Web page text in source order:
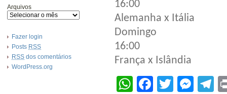
Arquivos
Fazer login
Posts RSS
RSS dos comentários
WordPress.org
16:00
Alemanha x Itália
Domingo
16:00
França x Islândia
WhatsApp
Facebook
Twitter